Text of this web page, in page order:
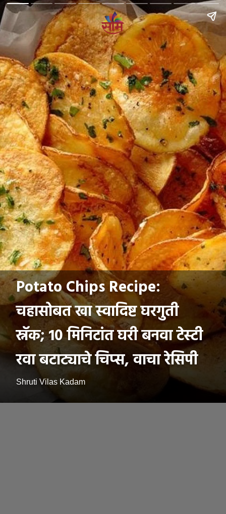
Potato Chips Recipe:
चहासोबत खा स्वादिष्ट घरगुती
स्नॅक; 10 मिनिटांत घरी बनवा टेस्टी
रवा बटाट्याचे चिप्स, वाचा रेसिपी
Shruti Vilas Kadam